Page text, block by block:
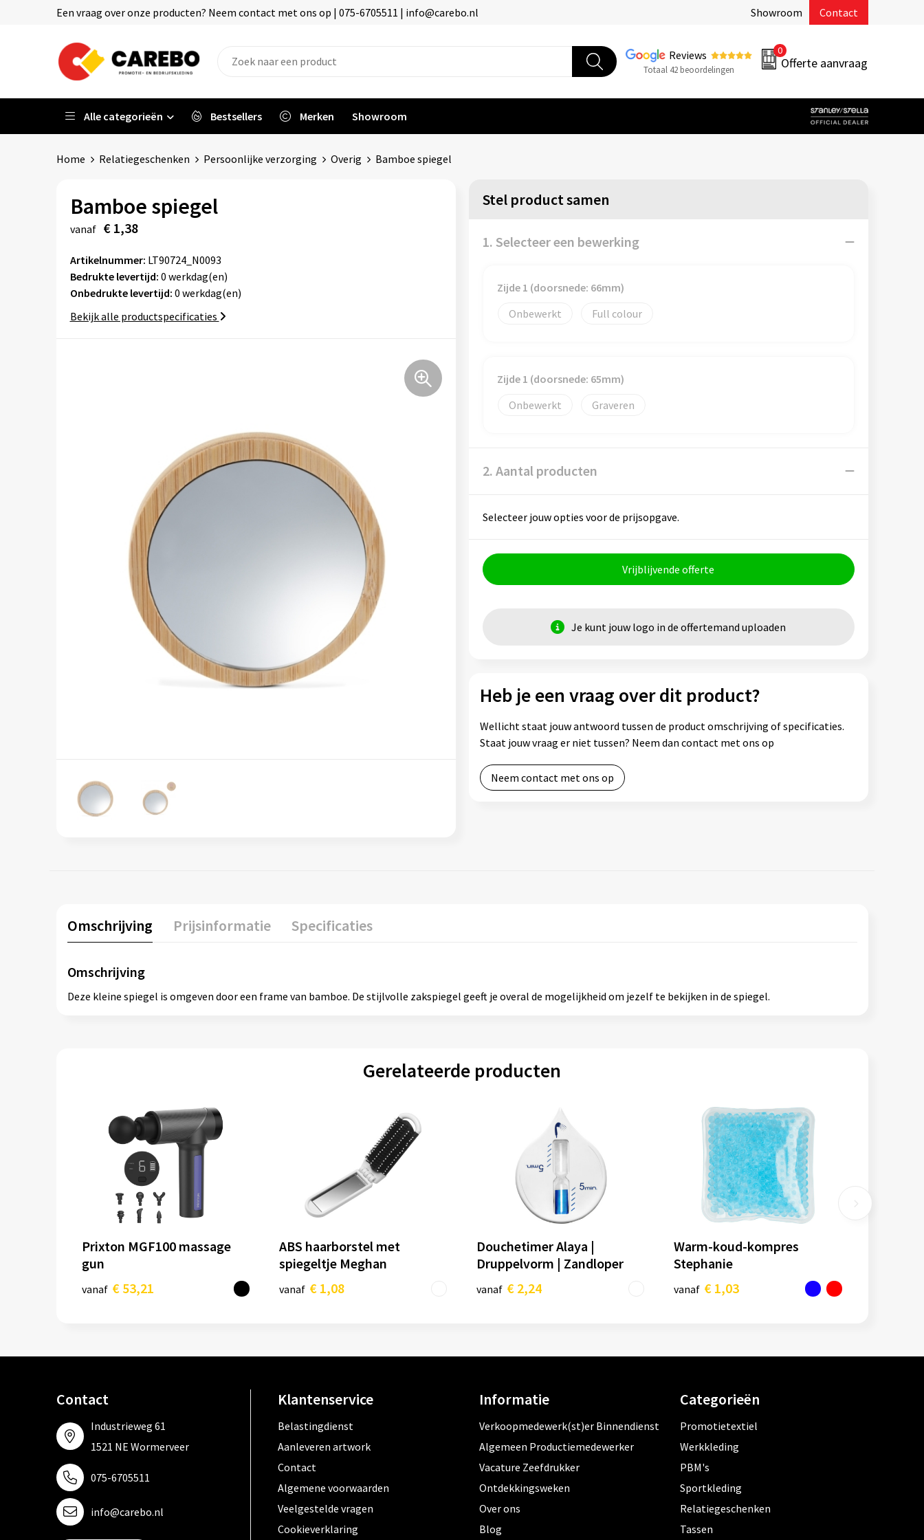
Een vraag over onze producten? Neem contact met ons op | 075-6705511 | info@carebo.nl Showroom Contact
Reviews
Totaal 42 beoordelingen
0
Offerte aanvraag
Alle categorieën Bestsellers Merken Showroom
Home Relatiegeschenken Persoonlijke verzorging Overig Bamboe spiegel
Bamboe spiegel
vanaf € 1,38
Artikelnummer: LT90724_N0093
Bedrukte levertijd: 0 werkdag(en)
Onbedrukte levertijd: 0 werkdag(en)
Bekijk alle productspecificaties
Stel product samen
1. Selecteer een bewerking
Zijde 1 (doorsnede: 66mm)
Onbewerkt
Full colour
Zijde 1 (doorsnede: 65mm)
Onbewerkt
Graveren
2. Aantal producten
Selecteer jouw opties voor de prijsopgave.
Vrijblijvende offerte
Je kunt jouw logo in de offertemand uploaden
Heb je een vraag over dit product?
Wellicht staat jouw antwoord tussen de product omschrijving of specificaties.
Staat jouw vraag er niet tussen? Neem dan contact met ons op
Neem contact met ons op
Omschrijving Prijsinformatie Specificaties
Omschrijving
Deze kleine spiegel is omgeven door een frame van bamboe. De stijlvolle zakspiegel geeft je overal de mogelijkheid om jezelf te bekijken in de spiegel.
Gerelateerde producten
Prixton MGF100 massage
gun
vanaf € 53,21
ABS haarborstel met
spiegeltje Meghan
vanaf € 1,08
Douchetimer Alaya |
Druppelvorm | Zandloper
vanaf € 2,24
Warm-koud-kompres
Stephanie
vanaf € 1,03
Contact
Industrieweg 61
1521 NE Wormerveer
075-6705511
info@carebo.nl
Klantenservice
Belastingdienst
Aanleveren artwork
Contact
Algemene voorwaarden
Veelgestelde vragen
Cookieverklaring
Informatie
Verkoopmedewerk(st)er Binnendienst
Algemeen Productiemedewerker
Vacature Zeefdrukker
Ontdekkingsweken
Over ons
Blog
Categorieën
Promotietextiel
Werkkleding
PBM's
Sportkleding
Relatiegeschenken
Tassen